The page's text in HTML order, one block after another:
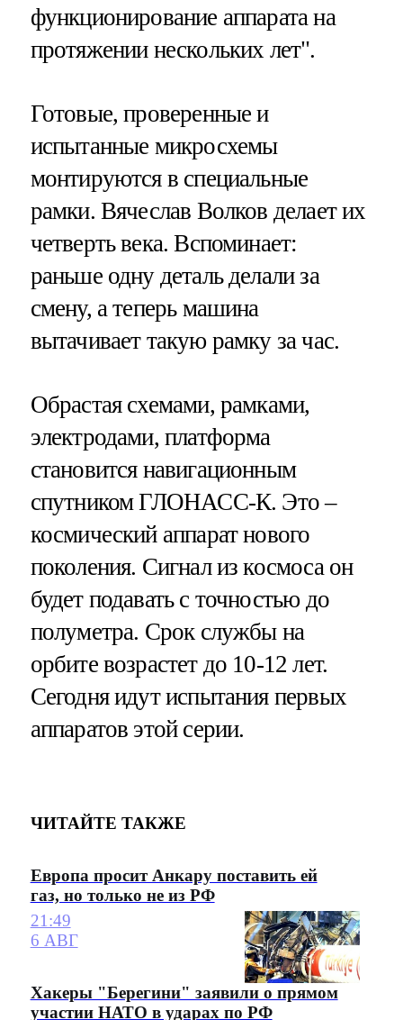
функционирование аппарата на
протяжении нескольких лет".
Готовые, проверенные и
испытанные микросхемы
монтируются в специальные
рамки. Вячеслав Волков делает их
четверть века. Вспоминает:
раньше одну деталь делали за
смену, а теперь машина
вытачивает такую рамку за час.
Обрастая схемами, рамками,
электродами, платформа
становится навигационным
спутником ГЛОНАСС-К. Это –
космический аппарат нового
поколения. Сигнал из космоса он
будет подавать с точностью до
полуметра. Срок службы на
орбите возрастет до 10-12 лет.
Сегодня идут испытания первых
аппаратов этой серии.
ЧИТАЙТЕ ТАКЖЕ
Европа просит Анкару поставить ей
газ, но только не из РФ
21:49
6 АВГ
Хакеры "Берегини" заявили о прямом
участии НАТО в ударах по РФ